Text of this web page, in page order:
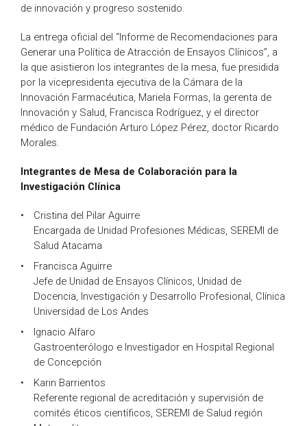
de innovación y progreso sostenido.
La entrega oficial del “Informe de Recomendaciones para
Generar una Política de Atracción de Ensayos Clínicos”, a
la que asistieron los integrantes de la mesa, fue presidida
por la vicepresidenta ejecutiva de la Cámara de la
Innovación Farmacéutica, Mariela Formas, la gerenta de
Innovación y Salud, Francisca Rodríguez, y el director
médico de Fundación Arturo López Pérez, doctor Ricardo
Morales.
Integrantes de Mesa de Colaboración para la
Investigación Clínica
Cristina del Pilar Aguirre
Encargada de Unidad Profesiones Médicas, SEREMI de
Salud Atacama
Francisca Aguirre
Jefe de Unidad de Ensayos Clínicos, Unidad de
Docencia, Investigación y Desarrollo Profesional, Clínica
Universidad de Los Andes
Ignacio Alfaro
Gastroenterólogo e Investigador en Hospital Regional
de Concepción
Karin Barrientos
Referente regional de acreditación y supervisión de
comités éticos científicos, SEREMI de Salud región